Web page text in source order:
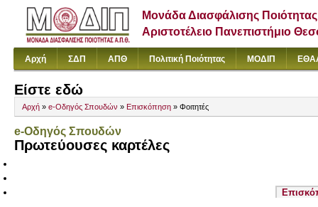
Μονάδα Διασφάλισης Ποιότητας
Αριστοτέλειο Πανεπιστήμιο
Αρχή ΣΔΠ ΑΠΘ Πολιτική Ποιότητας ΜΟΔΙΠ
Είστε εδώ
Αρχή » e-Οδηγός Σπουδών » Επισκόπηση » Φοιτητές
e-Οδηγός Σπουδών
Πρωτεύουσες καρτέλες